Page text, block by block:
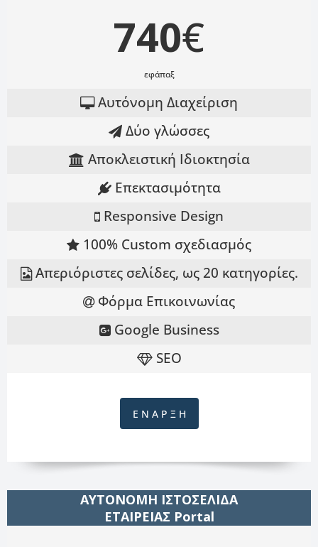
740€
εφάπαξ
Αυτόνομη Διαχείριση
Δύο γλώσσες
Αποκλειστική Ιδιοκτησία
Επεκτασιμότητα
Responsive Design
100% Custom σχεδιασμός
Απεριόριστες σελίδες, ως 20 κατηγορίες.
Φόρμα Επικοινωνίας
Google Business
SEO
Ε Ν Α Ρ Ξ Η
ΑΥΤΟΝΟΜΗ ΙΣΤΟΣΕΛΙΔΑ
ΕΤΑΙΡΕΙΑΣ Portal